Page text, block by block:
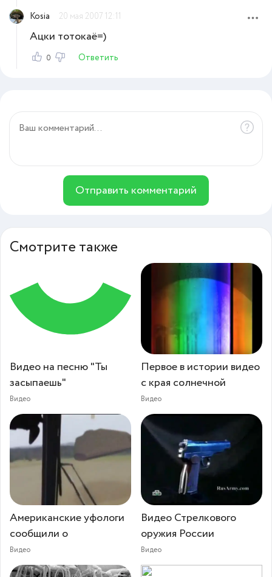
Kosia
20 мая 2007 12:11
Ацки тотокаё=)
0 Ответить
Отправить комментарий
Смотрите также
Видео на песню "Ты
засыпаешь"
Видео
Первое в истории видео
с края солнечной
Видео
Американские уфологи
сообщили о
Видео
Видео Стрелкового
оружия России
Видео